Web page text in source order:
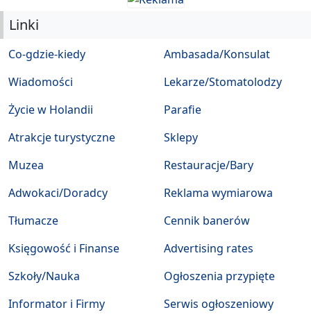
Linki
Co-gdzie-kiedy
Wiadomości
Życie w Holandii
Atrakcje turystyczne
Muzea
Ambasada/Konsulat
Lekarze/Stomatolodzy
Parafie
Sklepy
Restauracje/Bary
Adwokaci/Doradcy
Tłumacze
Księgowość i Finanse
Szkoły/Nauka
Informator i Firmy
Reklama wymiarowa
Cennik banerów
Advertising rates
Ogłoszenia przypięte
Serwis ogłoszeniowy